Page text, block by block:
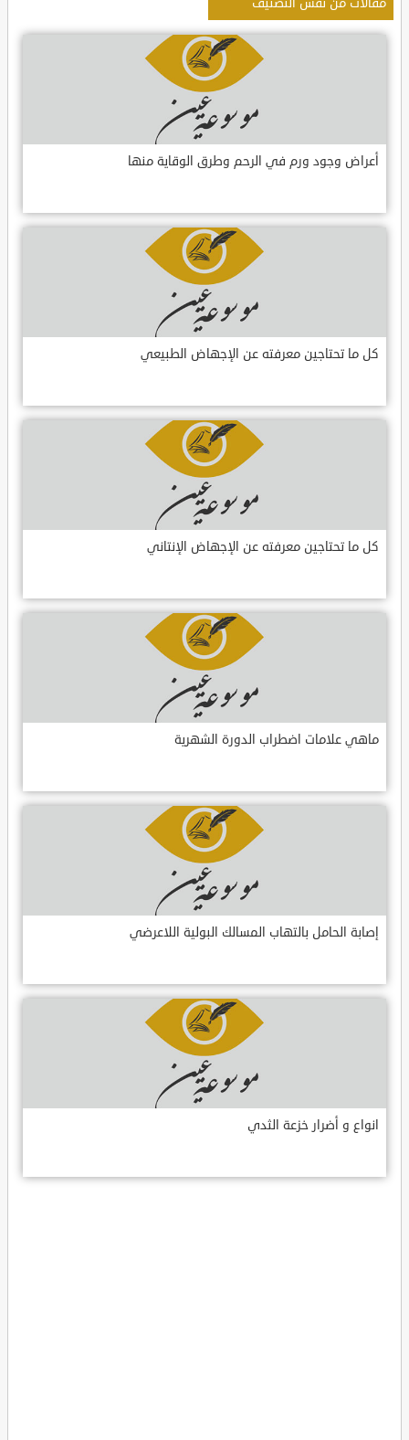
أعراض وجود ورم في الرحم وطرق الوقاية منها
كل ما تحتاجين معرفته عن الإجهاض الطبيعي
كل ما تحتاجين معرفته عن الإجهاض الإنتاني
ماهي علامات اضطراب الدورة الشهرية
إصابة الحامل بالتهاب المسالك البولية اللاعرضي
انواع و أضرار خزعة الثدي